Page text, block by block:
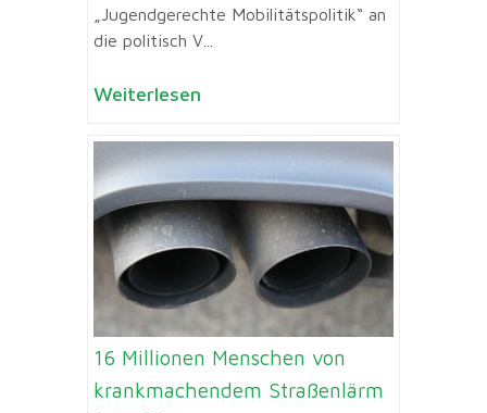
„Jugendgerechte Mobilitätspolitik“ an
die politisch V...
Weiterlesen
16 Millionen Menschen von
krankmachendem Straßenlärm